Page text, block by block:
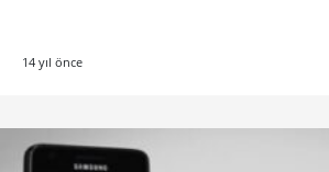
14 yıl önce